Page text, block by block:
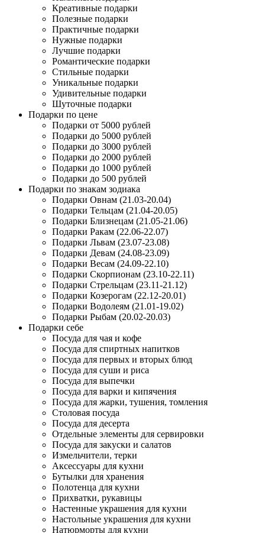
Креативные подарки
Полезные подарки
Практичные подарки
Нужные подарки
Лучшие подарки
Романтические подарки
Стильные подарки
Уникальные подарки
Удивительные подарки
Шуточные подарки
Подарки по цене
Подарки от 5000 рублей
Подарки до 5000 рублей
Подарки до 3000 рублей
Подарки до 2000 рублей
Подарки до 1000 рублей
Подарки до 500 рублей
Подарки по знакам зодиака
Подарки Овнам (21.03-20.04)
Подарки Тельцам (21.04-20.05)
Подарки Близнецам (21.05-21.06)
Подарки Ракам (22.06-22.07)
Подарки Львам (23.07-23.08)
Подарки Девам (24.08-23.09)
Подарки Весам (24.09-22.10)
Подарки Скорпионам (23.10-22.11)
Подарки Стрельцам (23.11-21.12)
Подарки Козерогам (22.12-20.01)
Подарки Водолеям (21.01-19.02)
Подарки Рыбам (20.02-20.03)
Подарки себе
Посуда для чая и кофе
Посуда для спиртных напитков
Посуда для первых и вторых блюд
Посуда для суши и риса
Посуда для выпечки
Посуда для варки и кипячения
Посуда для жарки, тушения, томления
Столовая посуда
Посуда для десерта
Отдельные элементы для сервировки
Посуда для закуски и салатов
Измельчители, терки
Аксессуары для кухни
Бутылки для хранения
Полотенца для кухни
Прихватки, рукавицы
Настенные украшения для кухни
Настольные украшения для кухни
Натюрморты для кухни